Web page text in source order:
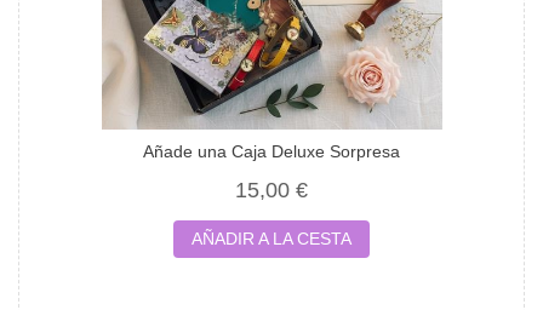
Añade una Caja Deluxe Sorpresa
15,00 €
AÑADIR A LA CESTA